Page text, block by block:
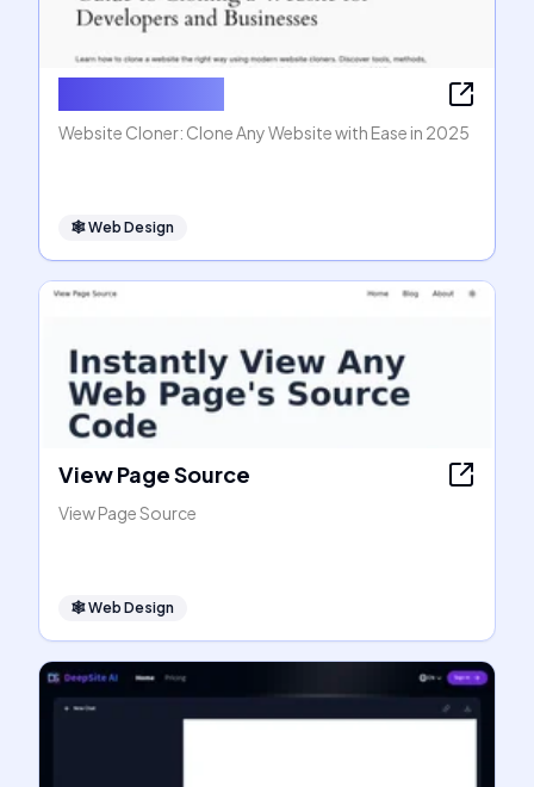
Website Cloner: Clone Any Website with Ease in 2025
🕸Web Design
View Page Source
View Page Source
🕸Web Design